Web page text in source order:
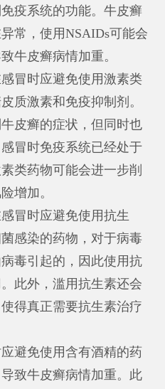
疫系统的功能。牛皮癣
常，使用NSAIDs可能会
牛皮癣病情加重。
时应避免使用激素类
质激素和免疫抑制剂。
皮癣的症状，但同时也
冒时免疫系统已经处于
类药物可能会进一步削
增加。
时应避免使用抗生
感染的药物，对于病毒
毒引起的，因此使用抗
此外，滥用抗生素还会
得真正需要抗生素治疗
免使用含有酒精的药
致牛皮癣病情加重。此